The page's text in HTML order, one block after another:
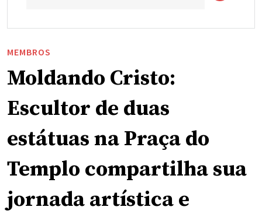
MEMBROS
Moldando Cristo:
Escultor de duas
estátuas na Praça do
Templo compartilha sua
jornada artística e